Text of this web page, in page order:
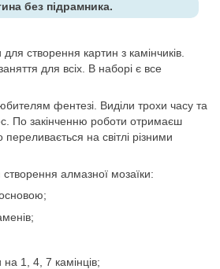
без підрамника.
створення картин з камінчиків.
для всіх. В наборі є все
фентезі. Виділи трохи часу та
По закінченню роботи отримаєш
на світлі різними
алмазної мозаїки:
на 1, 4, 7 камінців;